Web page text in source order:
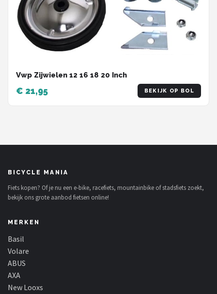
Vwp Zijwielen 12 16 18 20 Inch
€ 21,95 BEKIJK OP BOL
BICYCLE MANIA
Fiets kopen? Of je nu een e-bike, racefiets, mountainbike of stadsfiets zoekt,
bekijk ons grote aanbod fietsen online!
MERKEN
Basil
Volare
ABUS
AXA
New Looxs